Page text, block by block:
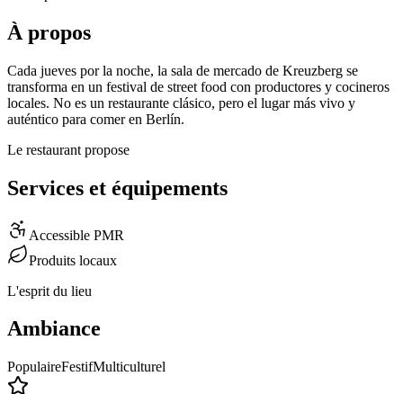
À propos
Cada jueves por la noche, la sala de mercado de Kreuzberg se
transforma en un festival de street food con productores y cocineros
locales. No es un restaurante clásico, pero el lugar más vivo y
auténtico para comer en Berlín.
Le restaurant propose
Services et équipements
Accessible PMR
Produits locaux
L'esprit du lieu
Ambiance
PopulaireFestifMulticulturel